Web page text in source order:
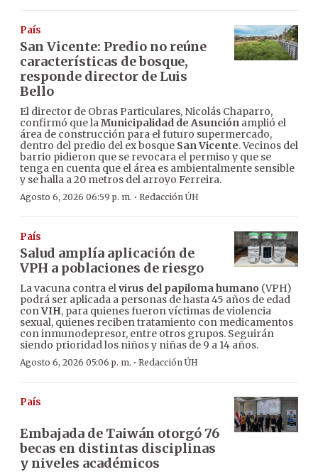
País
San Vicente: Predio no reúne
características de bosque,
responde director de Luis
Bello
El director de Obras Particulares, Nicolás Chaparro,
confirmó que laMunicipalidad de Asunción amplió el
área de construcción para el futuro supermercado,
dentro del predio del ex bosque San Vicente. Vecinos del
barrio pidieron que se revocara el permiso y que se
tenga en cuenta que el área es ambientalmente sensible
y se halla a 20 metros del arroyo Ferreira.
Agosto 6, 2026 06:59 p. m. · Redacción ÚH
País
Salud amplía aplicación de
VPH a poblaciones de riesgo
La vacuna contra elvirus del papiloma humano (VPH)
podrá ser aplicada a personas de hasta 45 años de edad
conVIH, para quienes fueron víctimas de violencia
sexual, quienes reciben tratamiento con medicamentos
con inmunodepresor, entre otros grupos. Seguirán
siendo prioridad los niños y niñas de 9 a 14 años.
Agosto 6, 2026 05:06 p. m. · Redacción ÚH
País
Embajada de Taiwán otorgó 76
becas en distintas disciplinas
y niveles académicos